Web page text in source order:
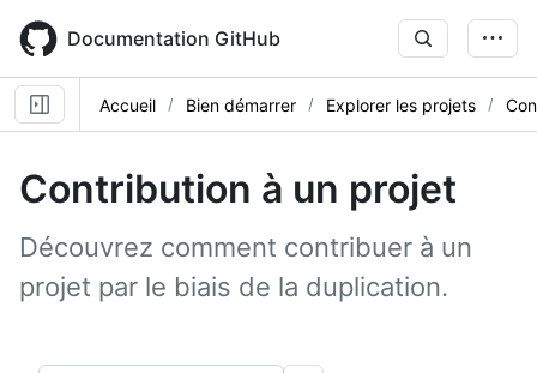
main
content
Documentation GitHub
Accueil Bien démarrer Explorer les projets
Contribution à un projet
Découvrez comment contribuer à un
projet par le biais de la duplication.